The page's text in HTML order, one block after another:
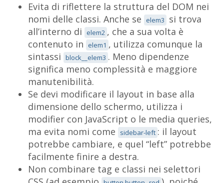
Evita di riflettere la struttura del DOM nei
nomi delle classi. Anche se
elem3
si trova
all’interno di
elem2 , che a sua volta è
contenuto in
elem1 , utilizza comunque la
sintassi block__elem3 . Meno dipendenze
significa meno complessità e maggiore
manutenibilità.
Se devi modificare il layout in base alla
dimensione dello schermo, utilizza i
modifier con JavaScript o le media queries,
ma evita nomi come
sidebar-left : il layout
potrebbe cambiare, e quel “left” potrebbe
facilmente finire a destra.
Non combinare tag e classi nei selettori